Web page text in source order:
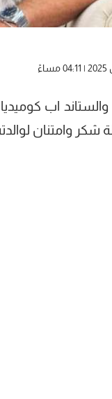
والستاند اب
شكر وامتنان